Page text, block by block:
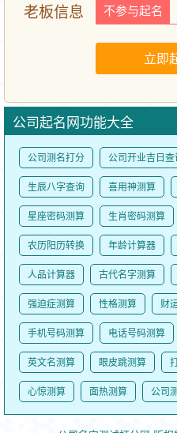
老板信息 不参与起名
公司起名网功能大全
公司测名打分 公司开业吉日查
生辰八字查询 喜用神测算
星座密码测算 生肖密码测算
农历阳历转换 年龄计算器
人品计算器 古代名字测算
强迫症测算 性格测算 财
手机号码测算 电话号码测算
英文名测算 眼皮跳测算
心惊测算 面热测算 公司